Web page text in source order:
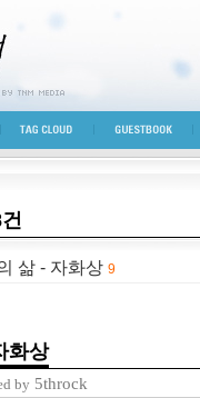
선
TAG CLOUD GUESTBOOK
삶 - 자화상 9
화상
by 5throck